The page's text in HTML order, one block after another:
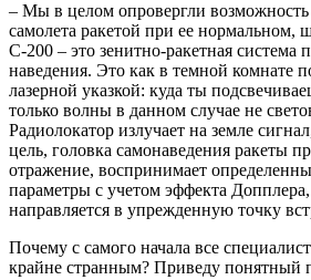
– Мы в целом опровергли
самолета ракетой при ее нормальном,
С-200 – это зенитно-ракетная система
наведения. Это как в темной комнате
лазерной указкой: куда ты
только волны в данном случае не
Радиолокатор излучает на земле
цель, головка самонаведения ракеты
отражение, воспринимает
параметры с учетом эффекта
направляется в упрежденную точку
Почему с самого начала все
крайне странным? Приведу понятный